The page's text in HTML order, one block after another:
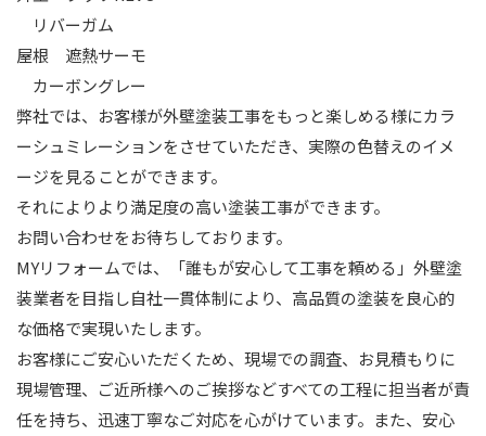
リバーガム
屋根 遮熱サーモ
カーボングレー
弊社では、お客様が外壁塗装工事をもっと楽しめる様にカラ
ーシュミレーションをさせていただき、実際の色替えのイメ
ージを見ることができます。
それによりより満足度の高い塗装工事ができます。
お問い合わせをお待ちしております。
MYリフォームでは、「誰もが安心して工事を頼める」外壁塗
装業者を目指し自社一貫体制により、高品質の塗装を良心的
な価格で実現いたします。
お客様にご安心いただくため、現場での調査、お見積もりに
現場管理、ご近所様へのご挨拶などすべての工程に担当者が責
任を持ち、迅速丁寧なご対応を心がけています。また、安心